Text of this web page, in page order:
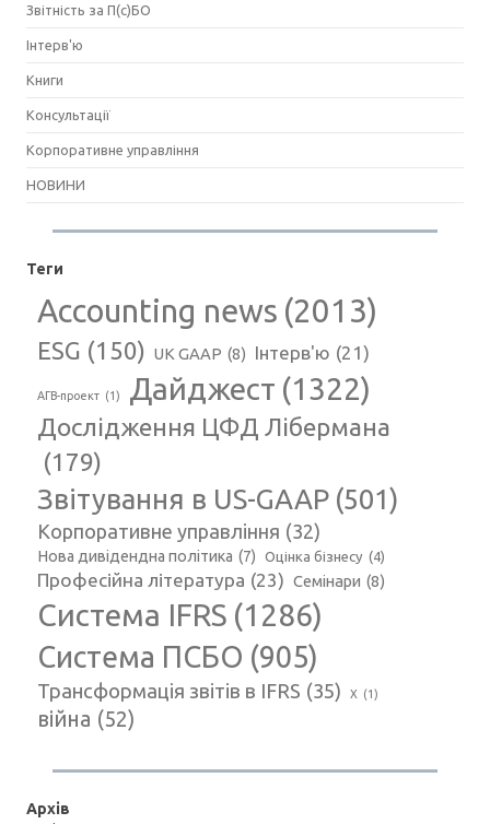
Звітність за П(с)БО
Інтерв'ю
Книги
Консультації
Корпоративне управління
НОВИНИ
Теги
Accounting news (2013)
ESG (150) UK GAAP (8) Інтерв'ю (21)
АГВ-проект (1) Дайджест (1322)
Дослідження ЦФД Лібермана
(179)
Звітування в US-GAAP (501)
Корпоративне управління (32)
Нова дивідендна політика (7) Оцінка бізнесу (4)
Професійна література (23) Семінари (8)
Система IFRS (1286)
Система ПСБО (905)
Трансформація звітів в IFRS (35) Х (1)
війна (52)
Архів